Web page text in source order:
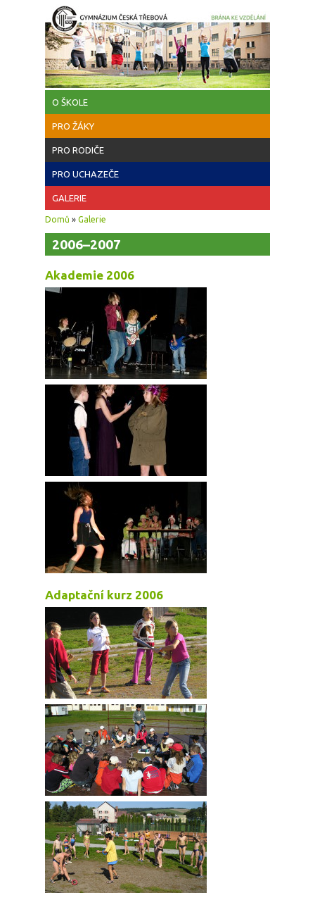
Přejít k hlavnímu obsahu
O ŠKOLE
PRO ŽÁKY
PRO RODIČE
PRO UCHAZEČE
GALERIE
Jste zde
Domů » Galerie
2006–2007
Akademie 2006
Adaptační kurz 2006